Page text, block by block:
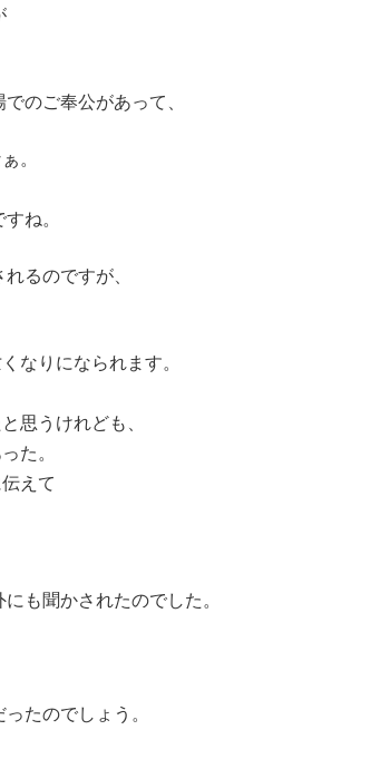
のご奉公があって、
。
ね。
るのですが、
なりになられます。
思うけれども、
た。
えて
も聞かされたのでした。
たのでしょう。